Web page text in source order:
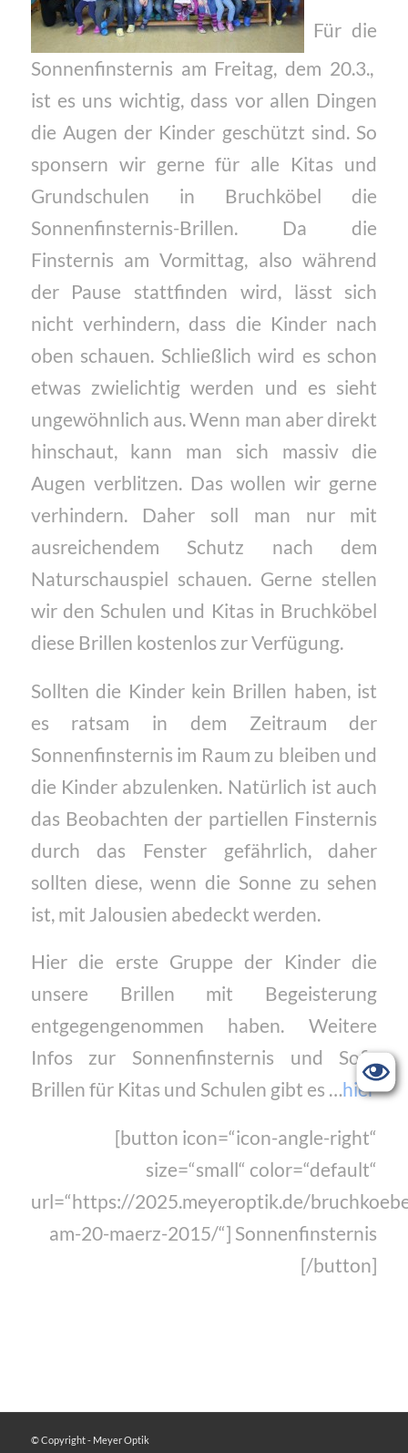
Für die
Sonnenfinsternis am Freitag, dem 20.3.,
ist es uns wichtig, dass vor allen Dingen
die Augen der Kinder geschützt sind. So
sponsern wir gerne für alle Kitas und
Grundschulen in Bruchköbel die
Sonnenfinsternis-Brillen. Da die
Finsternis am Vormittag, also während
der Pause stattfinden wird, lässt sich
nicht verhindern, dass die Kinder nach
oben schauen. Schließlich wird es schon
etwas zwielichtig werden und es sieht
ungewöhnlich aus. Wenn man aber direkt
hinschaut, kann man sich massiv die
Augen verblitzen. Das wollen wir gerne
verhindern. Daher soll man nur mit
ausreichendem Schutz nach dem
Naturschauspiel schauen. Gerne stellen
wir den Schulen und Kitas in Bruchköbel
diese Brillen kostenlos zur Verfügung.
Sollten die Kinder kein Brillen haben, ist
es ratsam in dem Zeitraum der
Sonnenfinsternis im Raum zu bleiben und
die Kinder abzulenken. Natürlich ist auch
das Beobachten der partiellen Finsternis
durch das Fenster gefährlich, daher
sollten diese, wenn die Sonne zu sehen
ist, mit Jalousien abedeckt werden.
Hier die erste Gruppe der Kinder die
unsere Brillen mit Begeisterung
entgegengenommen haben. Weitere
Infos zur Sonnenfinsternis und Sofi-
Brillen für Kitas und Schulen gibt es …hier
[button icon=“icon-angle-right“
size=“small“ color=“default“
url=“https://2025.meyeroptik.de/
am-20-maerz-2015/“] Sonnenfinsternis
[/button]
© Copyright - Meyer Optik